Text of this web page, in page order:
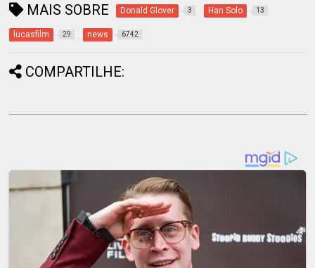
MAIS SOBRE Donald Glover 3 Han Solo 13
lucasfilm 29 news 6742
COMPARTILHE: